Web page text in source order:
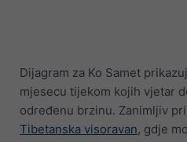
Dijagram za Ko Samet
mjesecu tijekom kojih vjetar
određenu brzinu. Zanimljiv
Tibetanska visoravan, gdje